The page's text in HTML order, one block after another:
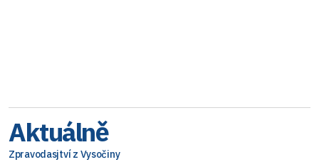
Aktuálně
Zpravodasjtví z Vysočiny